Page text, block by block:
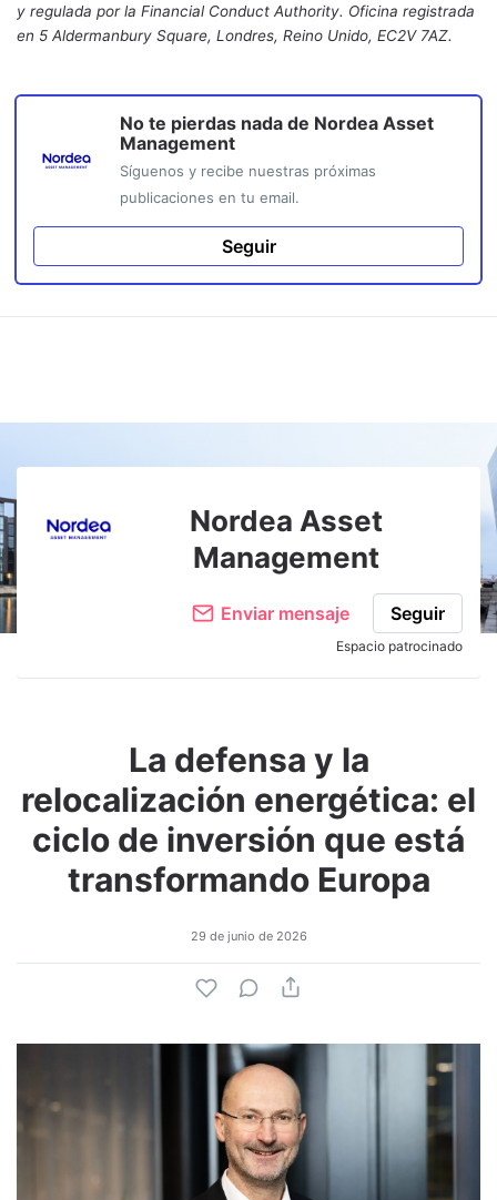
y regulada por la Financial Conduct Authority. Oficina registrada
en 5 Aldermanbury Square, Londres, Reino Unido, EC2V 7AZ.
No te pierdas nada de Nordea Asset
Management
Síguenos y recibe nuestras próximas
publicaciones en tu email.
Seguir
Nordea Asset
Management
Enviar mensaje Seguir
Espacio patrocinado
La defensa y la
relocalización energética: el
ciclo de inversión que está
transformando Europa
29 de junio de 2026